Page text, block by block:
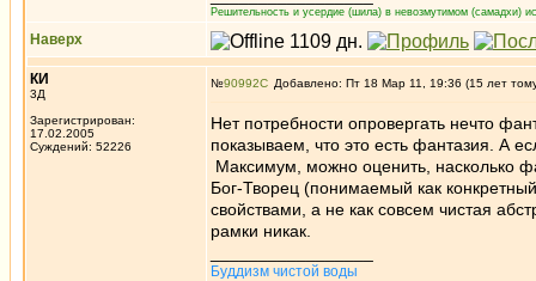
Решительность и усердие (шила) в невозмутимом (самадхи)
Наверх
КИ
3Д
Зарегистрирован:
17.02.2005
Суждений: 52226
№90992 Добавлено: Пт 18 Мар 11, 19:36 (15 лет
Нет потребности опровергать нечто
показываем, что это есть фантазия. А
Максимум, можно оценить, насколько
Бог-Творец (понимаемый как
свойствами, а не как совсем чистая
рамки никак.
Буддизм чистой воды